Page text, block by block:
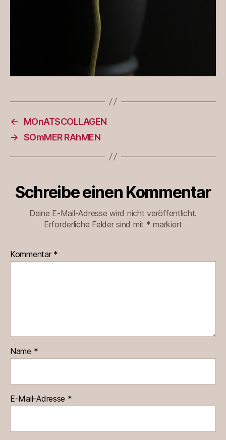
←
MOnATSCOLLAGEN
→ SOmMER RAhMEN
Schreibe einen Kommentar
Deine E-Mail-Adresse wird nicht veröffentlicht.
Erforderliche Felder sind mit * markiert
Kommentar *
Name *
E-Mail-Adresse *